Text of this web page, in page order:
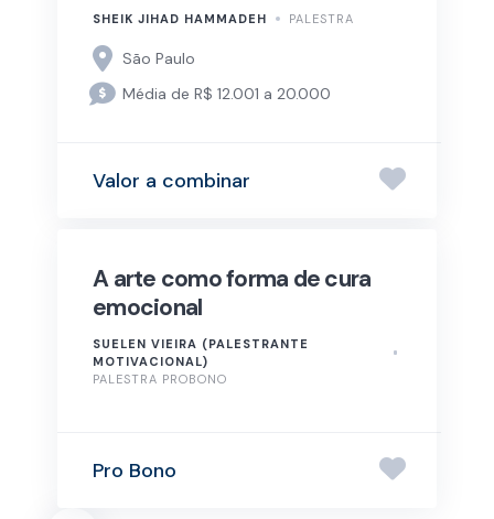
SHEIK JIHAD HAMMADEH PALESTRA
São Paulo
Média de R$ 12.001 a 20.000
Valor a combinar
A arte como forma de cura
emocional
SUELEN VIEIRA (PALESTRANTE
MOTIVACIONAL)
PALESTRA PROBONO
Pro Bono